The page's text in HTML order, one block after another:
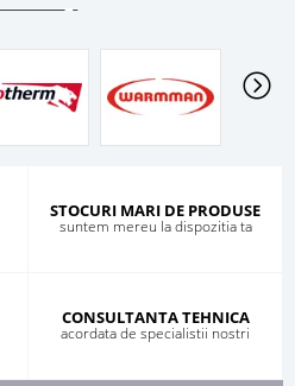
STOCURI MARI DE PRODUSE
suntem mereu la dispozitia ta
CONSULTANTA TEHNICA
acordata de specialistii nostri